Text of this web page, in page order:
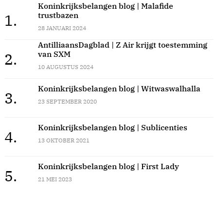
1.
Koninkrijksbelangen blog | Malafide
trustbazen
28 JANUARI 2024
2.
AntilliaansDagblad | Z Air krijgt toestemming
van SXM
10 AUGUSTUS 2024
3.
Koninkrijksbelangen blog | Witwaswalhalla
23 SEPTEMBER 2020
4.
Koninkrijksbelangen blog | Sublicenties
13 OKTOBER 2021
5.
Koninkrijksbelangen blog | First Lady
21 MEI 2023